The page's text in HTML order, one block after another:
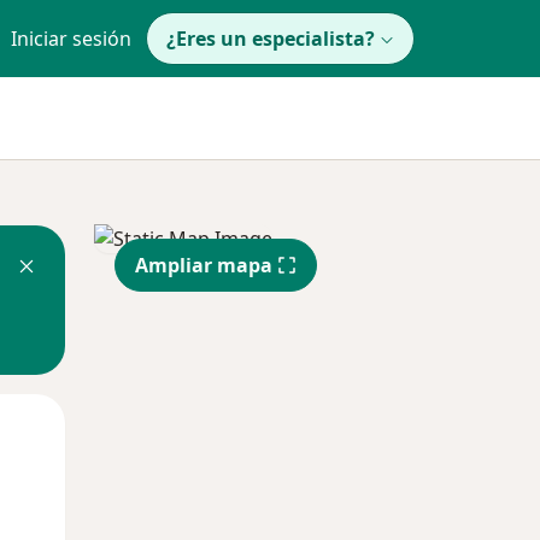
Iniciar sesión ¿Eres un especialista?
Ampliar mapa